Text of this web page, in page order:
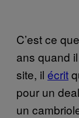
C’est ce
ans quand
site, il écrit
pour un
un